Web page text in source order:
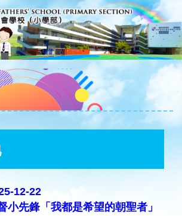
12-22
小先鋒「我都是希望的朝聖者」